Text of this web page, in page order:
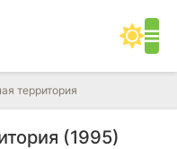
территория
(1995)